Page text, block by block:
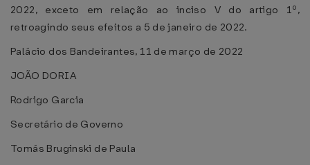
2022, exceto em relação ao inciso V do artigo 1º,
retroagindo seus efeitos a 5 de janeiro de 2022.
Palácio dos Bandeirantes, 11 de março de 2022
JOÃO DORIA
Rodrigo Garcia
Secretário de Governo
Tomás Bruginski de Paula